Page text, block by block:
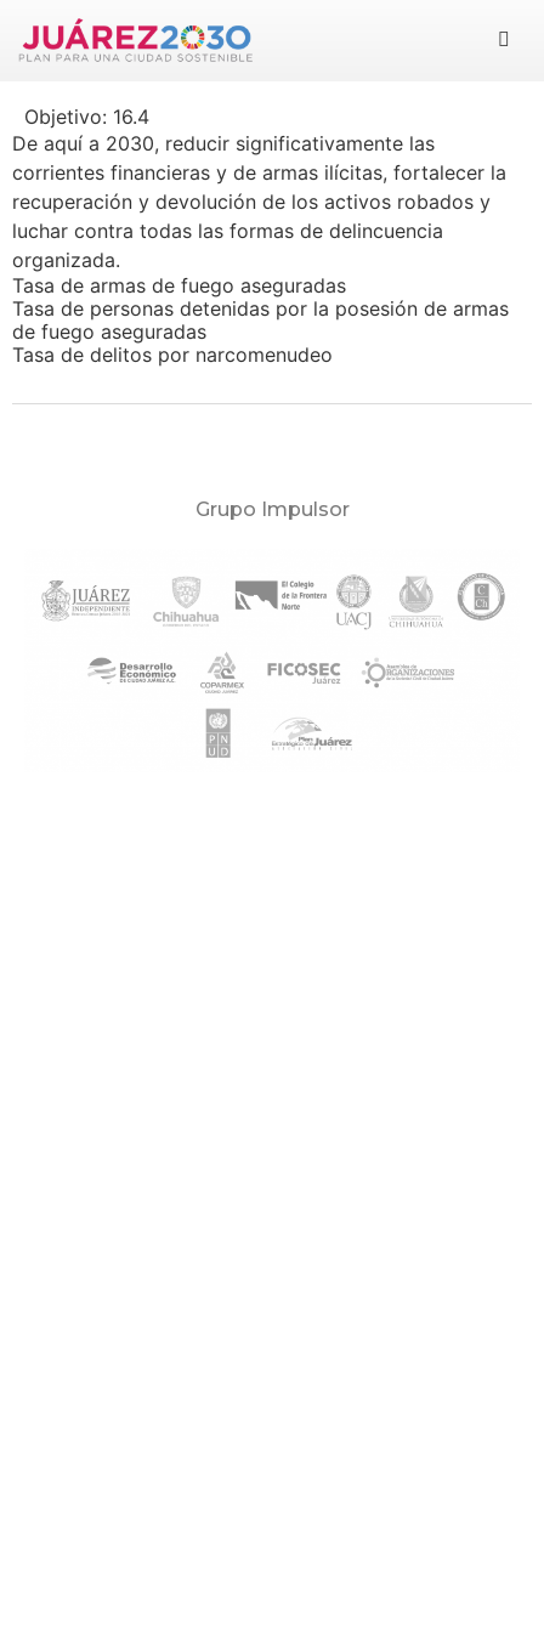
Suma tu esfuerzo
Blog
Objetivo: 16.4
De aquí a 2030, reducir significativamente las
corrientes financieras y de armas ilícitas, fortalecer la
recuperación y devolución de los activos robados y
luchar contra todas las formas de delincuencia
organizada.
Tasa de armas de fuego aseguradas
Tasa de personas detenidas por la posesión de armas
de fuego aseguradas
Tasa de delitos por narcomenudeo
Grupo Impulsor